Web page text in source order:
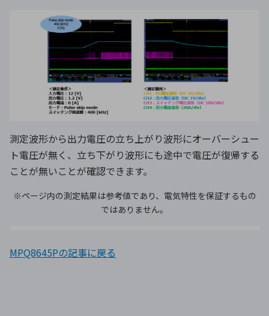
測定波形から出力電圧の立ち上がり波形にオーバーシュー
ト電圧が無く、立ち下がり波形にも途中で電圧が復帰する
ことが無いことが確認できます。
※ページ内の測定結果は参考値であり、電気特性を保証するもの
ではありません。
MPQ8645Pの記事に戻る